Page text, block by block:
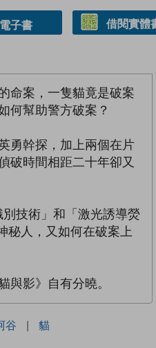
子書 借閱實體
命案，一隻貓竟是破案
何幫助警方破案？
勇幹探，加上兩個在片
破時間相距二十年卻又
技術」和「激光誘導熒
秘人，又如何在破案上
與影》自有分曉。
谷 | 貓